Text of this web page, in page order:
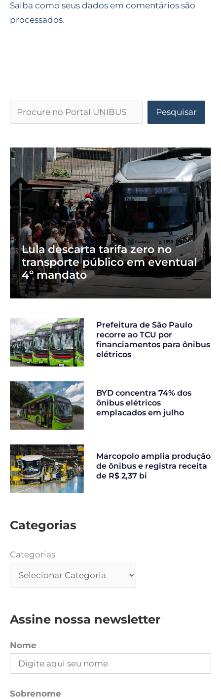
Saiba como seus dados em comentários são
processados.
Pesquisar
Lula descarta tarifa zero no
transporte público em eventual
4º mandato
Prefeitura de São Paulo
recorre ao TCU por
financiamentos para ônibus
elétricos
BYD concentra 74% dos
ônibus elétricos
emplacados em julho
Marcopolo amplia produção
de ônibus e registra receita
de R$ 2,37 bi
Categorias
Categorias
Assine nossa newsletter
Nome
Sobrenome